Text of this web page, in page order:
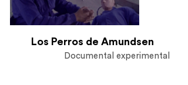
Los Perros de Amundsen
Documental experimental